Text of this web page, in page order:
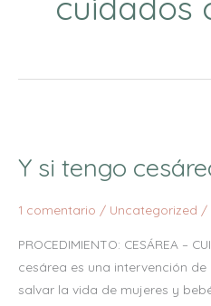
Y si tengo
1 comentario / Uncategorized /
PROCEDIMIENTO: CESÁREA –
cesárea es una intervención
salvar la vida de mujeres y
tengo